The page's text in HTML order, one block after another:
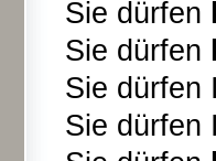
Sie dürfen
Sie dürfen
Sie dürfen
Sie dürfen